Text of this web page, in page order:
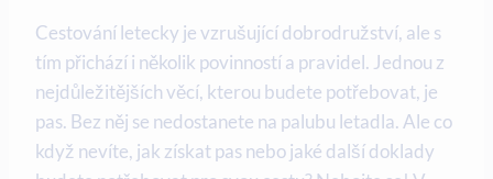
Cestování letecky je vzrušující dobrodružství, ale s
tím přichází i několik povinností a pravidel. Jednou z
nejdůležitějších věcí, kterou budete potřebovat, je
pas. Bez něj se nedostanete na palubu letadla. Ale co
když nevíte, jak získat pas nebo jaké další doklady